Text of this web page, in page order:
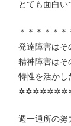
とても面白い
＊＊＊＊＊
発達障害はそ
精神障害はそ
特性を活かし
週一通所の努